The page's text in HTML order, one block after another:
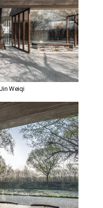
Weiqi